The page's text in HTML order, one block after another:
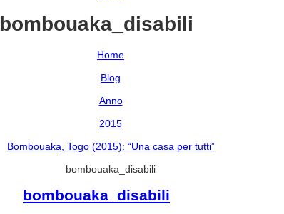
bombouaka_disabili
Home
Blog
Anno
2015
Bombouaka, Togo (2015): “Una casa per tutti”
bombouaka_disabili
bombouaka_disabili